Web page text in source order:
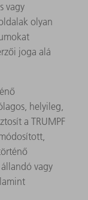
vagy
olyan
joga alá
helyileg,
a TRUMPF
vagy